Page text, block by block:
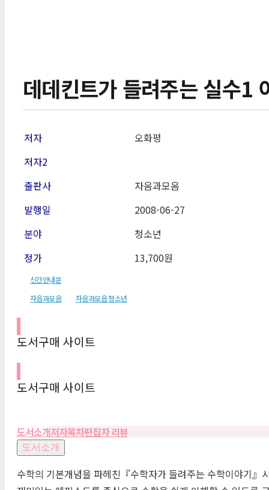
데데킨트가 들려주는 실수1
저자
오화평
저자2
출판사
자음과모음
발행일
2008-06-27
분야
청소년
정가
13,700원
신간안내문
자음과모음
자음과모음 청소년
도서구매 사이트
도서구매 사이트
도서소개저자목차편집자 리뷰
도서소개
수학의 기본개념을 파헤친『수학자가 들려주는 수학이야기